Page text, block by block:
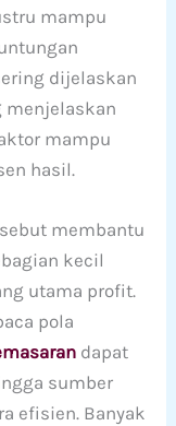
mampu
dijelaskan
menjelaskan
mampu
hasil.
membantu
kecil
utama profit.
pola
dapat
sumber
efisien. Banyak